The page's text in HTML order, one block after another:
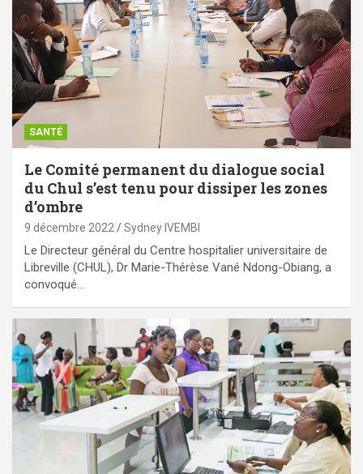
SANTÉ
Le Comité permanent du dialogue social
du Chul s’est tenu pour dissiper les zones
d’ombre
9 décembre 2022 Sydney IVEMBI
Le Directeur général du Centre hospitalier universitaire de
Libreville (CHUL), Dr Marie-Thérèse Vané Ndong-Obiang, a
convoqué…